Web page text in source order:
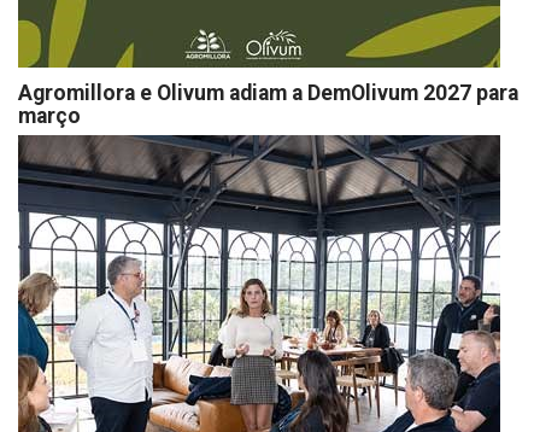
Agromillora e Olivum adiam a DemOlivum 2027 para
março